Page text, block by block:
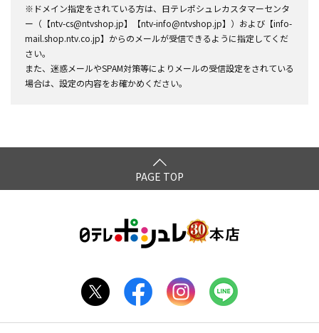
※ドメイン指定をされている方は、日テレポシュレカスタマーセンタ
ー（【ntv-cs@ntvshop.jp】【ntv-info@ntvshop.jp】）および【info-
mail.shop.ntv.co.jp】からのメールが受信できるように指定してくだ
さい。
また、迷惑メールやSPAM対策等によりメールの受信設定をされている
場合は、設定の内容をお確かめください。
PAGE TOP